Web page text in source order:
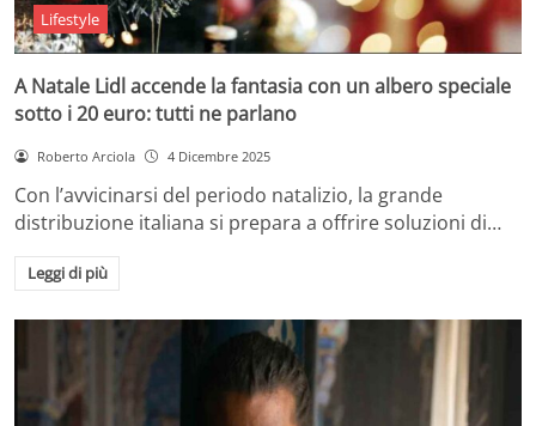
Lifestyle
A Natale Lidl accende la fantasia con un albero speciale
sotto i 20 euro: tutti ne parlano
Roberto Arciola 4 Dicembre 2025
Con l’avvicinarsi del periodo natalizio, la grande
distribuzione italiana si prepara a offrire soluzioni di…
Leggi di più